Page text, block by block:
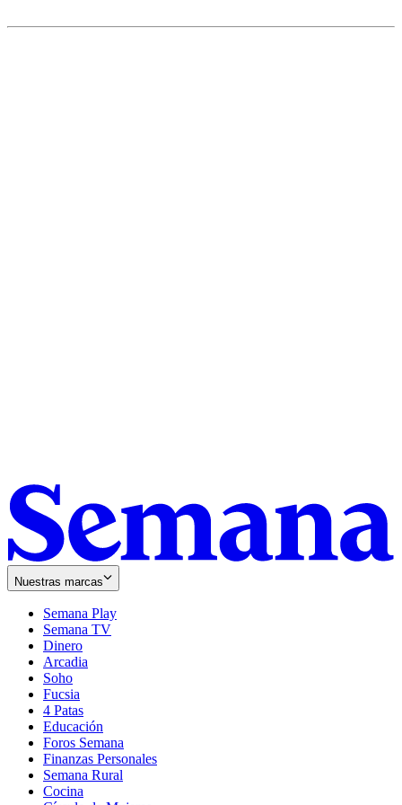
Nuestras marcas
Semana Play
Semana TV
Dinero
Arcadia
Soho
in
new
window
Fucsia
in
new
window
4 Patas
Educación
Foros Semana
Finanzas Personales
Semana Rural
Cocina